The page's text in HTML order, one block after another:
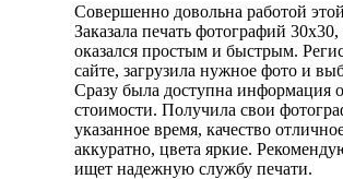
Совершенно довольна работой
Заказала печать фотографий
оказался простым и быстрым.
сайте, загрузила нужное фото и
Сразу была доступна информация
стоимости. Получила свои
указанное время, качество
аккуратно, цвета яркие.
ищет надежную службу печати.